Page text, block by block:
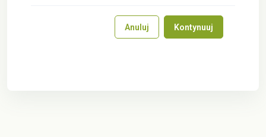
Anuluj Kontynuuj